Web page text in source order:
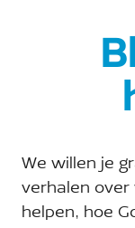
We willen je
verhalen
helpen, hoe